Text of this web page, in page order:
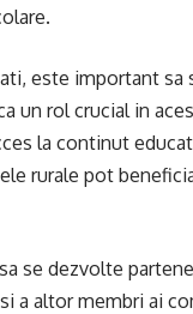
este important
un rol crucial in
la continut
rurale pot
se dezvolte
a altor membri ai